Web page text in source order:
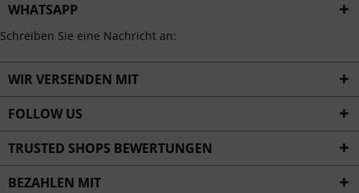
WHATSAPP
Schreiben Sie eine Nachricht an:
WIR VERSENDEN MIT
FOLLOW US
TRUSTED SHOPS BEWERTUNGEN
BEZAHLEN MIT